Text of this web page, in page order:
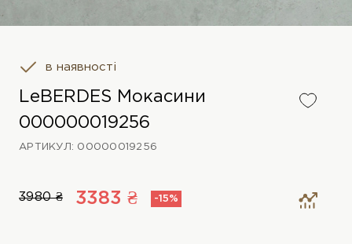
в наявності
LeBERDES Мокасини
000000019256
АРТИКУЛ: 00000019256
3980 ₴ 3383 ₴ -15%